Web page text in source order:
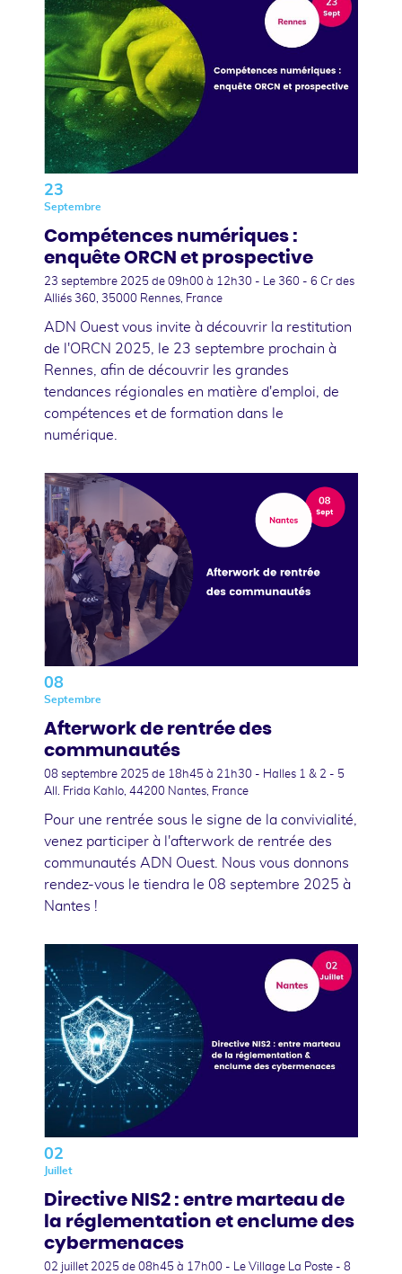
23
Septembre
Compétences numériques :
enquête ORCN et prospective
23 septembre 2025 de 09h00 à 12h30 - Le 360 - 6 Cr des
Alliés 360, 35000 Rennes, France
ADN Ouest vous invite à découvrir la restitution
de l'ORCN 2025, le 23 septembre prochain à
Rennes, afin de découvrir les grandes
tendances régionales en matière d'emploi, de
compétences et de formation dans le
numérique.
08
Septembre
Afterwork de rentrée des
communautés
08 septembre 2025 de 18h45 à 21h30 - Halles 1 & 2 - 5
All. Frida Kahlo, 44200 Nantes, France
Pour une rentrée sous le signe de la convivialité,
venez participer à l'afterwork de rentrée des
communautés ADN Ouest. Nous vous donnons
rendez-vous le tiendra le 08 septembre 2025 à
Nantes !
02
Juillet
Directive NIS2 : entre marteau de
la réglementation et enclume des
cybermenaces
02 juillet 2025 de 08h45 à 17h00 - Le Village La Poste - 8